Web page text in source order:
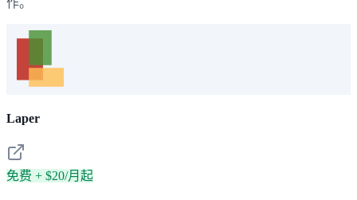
Laper
免费 + $20/月起